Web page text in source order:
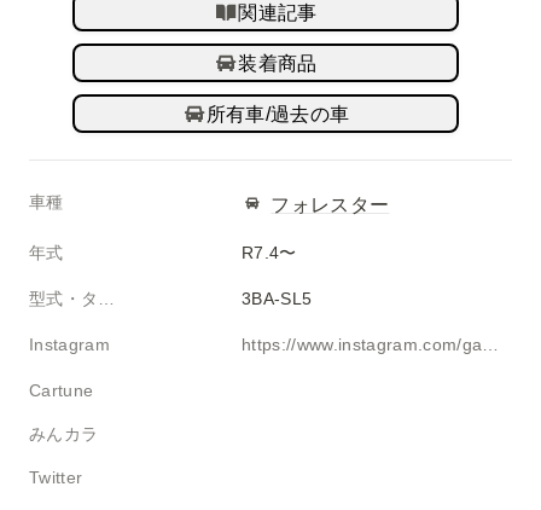
関連記事
装着商品
所有車/過去の車
車種 フォレスター
年式 R7.4〜
3BA-SL5
Instagram
Cartune
みんカラ
Twitter